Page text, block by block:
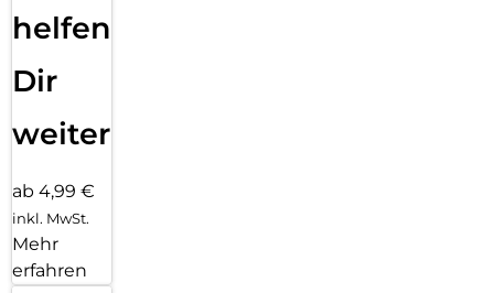
helfen
Dir
weiter
ab 4,99 €
inkl. MwSt.
Mehr
erfahren